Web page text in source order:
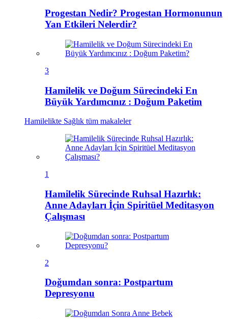
Progestan Nedir? Progestan Hormonunun
Yan Etkileri Nelerdir?
3
Hamilelik ve Doğum Sürecindeki En
Büyük Yardımcınız : Doğum Paketim
Hamilelikte Sağlık tüm makaleler
1
Hamilelik Sürecinde Ruhsal Hazırlık:
Anne Adayları İçin Spiritüel Meditasyon
Çalışması
2
Doğumdan sonra: Postpartum
Depresyonu